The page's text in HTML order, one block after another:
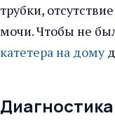
трубки,
мочи. Чтобы не
катетера на дому